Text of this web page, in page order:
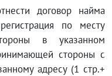
договор найма
по месту
в указанном
стороны с
адресу (1 стр.+